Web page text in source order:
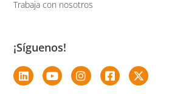
Trabaja con nosotros
¡Síguenos!